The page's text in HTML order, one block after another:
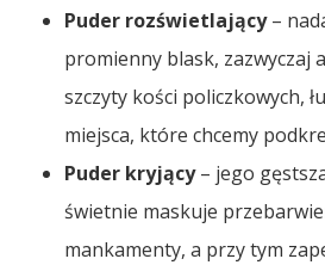
Puder rozświetlający–
promienny blask, zazwyczaj
szczyty kości policzkowych,
miejsca, które chcemy
Puder kryjący– jego
świetnie maskuje
mankamenty, a przy tym